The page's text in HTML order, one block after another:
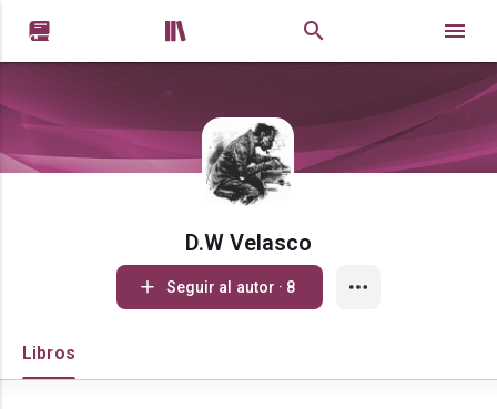
 
D.W Velasco
Seguir al autor · 8
Libros